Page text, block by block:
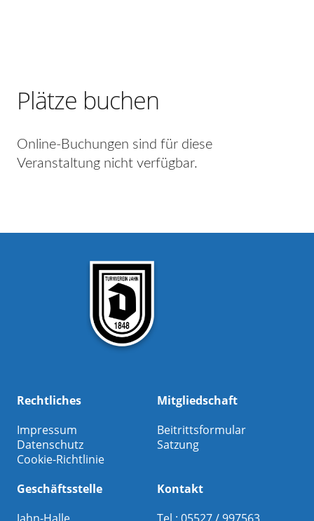
Plätze buchen
Online-Buchungen sind für diese
Veranstaltung nicht verfügbar.
Rechtliches
Impressum
Datenschutz
Cookie-Richtlinie
Mitgliedschaft
Beitrittsformular
Satzung
Geschäftsstelle
Kontakt